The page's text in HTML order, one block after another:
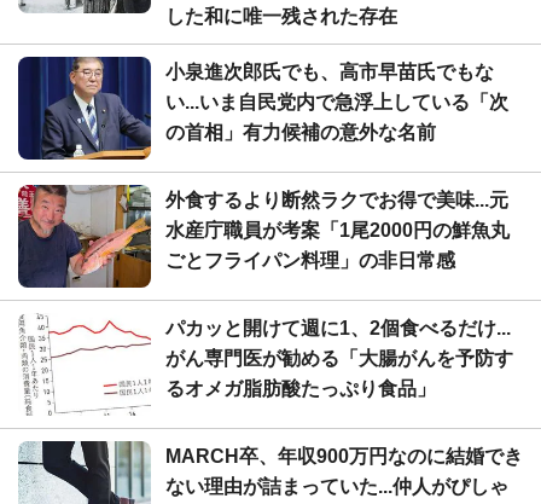
した和に唯一残された存在
小泉進次郎氏でも、高市早苗氏でもな
い...いま自民党内で急浮上している「次
の首相」有力候補の意外な名前
外食するより断然ラクでお得で美味...元
水産庁職員が考案「1尾2000円の鮮魚丸
ごとフライパン料理」の非日常感
パカッと開けて週に1、2個食べるだけ...
がん専門医が勧める「大腸がんを予防す
るオメガ脂肪酸たっぷり食品」
MARCH卒、年収900万円なのに結婚でき
ない理由が詰まっていた...仲人がぴしゃ